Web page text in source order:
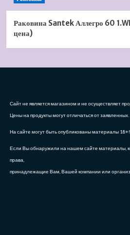
Раковина Santek Аллегро 60
цена)
Сайт не является магазином и не осуществляет
Цены на продукты могут отличаться от заявленных.
На сайте могут быть опубликованы материалы 18+!
Если Вы обнаружили на нашем сайте материалы,
права,
принадлежащие Вам, Вашей компании или